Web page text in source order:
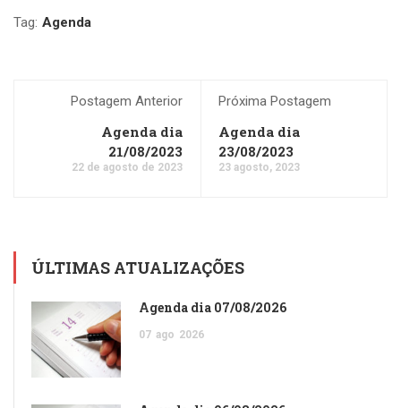
Tag: Agenda
Postagem Anterior
Agenda dia
21/08/2023
22 de agosto de 2023
Próxima Postagem
Agenda dia
23/08/2023
23 agosto, 2023
ÚLTIMAS ATUALIZAÇÕES
Agenda dia 07/08/2026
07 ago 2026